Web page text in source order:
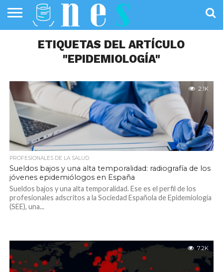
PÚBLICA
SANIDAD
INVESTIGACIÓN
ENTREVISTAS
PROFESIONALES
DE LA SALUD
INFOGRAFÍAS
DE SALUD
OPINIÓNETIQUETAS DEL ARTÍCULO
"EPIDEMIOLOGÍA"
2.1K
PROFESIONALES DE LA SALUD
Sueldos bajos y una alta temporalidad: radiografía de los
jóvenes epidemiólogos en España
Sueldos bajos y una alta temporalidad. Ese es el perfil de los
profesionales adscritos a la Sociedad Española de Epidemiología
(SEE), una...
7.2K